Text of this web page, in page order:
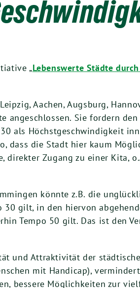
„Lebenswerte Städte
Aachen, Augsburg,
Sie fordern
als Höchstgeschwindigkeit
dass die Stadt hier kaum
Zugang zu einer Kita,
könnte z.B. die
gilt, in den hiervon
Tempo 50 gilt. Das ist den
und Attraktivität der
mit Handicap),
bessere Möglichkeiten zur